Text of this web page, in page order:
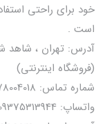
خود برای راحتی
است .
(فروشگاه اینترنتی)
شماره تماس: 09378004018
واتساپ: 09375313944 و 09378004018